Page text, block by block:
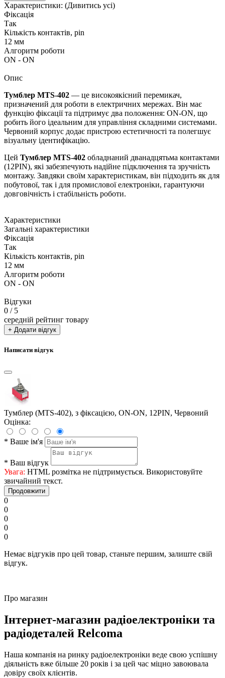
Характеристики: (Дивитись усі)
Фіксація
Так
Кількість контактів, pin
12 мм
Алгоритм роботи
ON - ON
Опис
Тумблер MTS-402 — це високоякісний перемикач,
призначений для роботи в електричних мережах. Він має
функцію фіксації та підтримує два положення: ON-ON, що
робить його ідеальним для управління складними системами.
Червоний корпус додає пристрою естетичності та полегшує
візуальну ідентифікацію.
Цей Тумблер MTS-402 обладнаний дванадцятьма контактами
(12PIN), які забезпечують надійне підключення та зручність
монтажу. Завдяки своїм характеристикам, він підходить як для
побутової, так і для промислової електроніки, гарантуючи
довговічність і стабільність роботи.
Характеристики
Загальні характеристики
Фіксація
Так
Кількість контактів, pin
12 мм
Алгоритм роботи
ON - ON
Відгуки
0 / 5
середній рейтинг товару
+ Додати відгук
Написати відгук
Тумблер (MTS-402), з фіксацією, ON-ON, 12PIN, Червоний
Оцінка:
* Ваше ім'я
* Ваш відгук
Увага: HTML розмітка не підтримується. Використовуйте
звичайний текст.
Продовжити
0
0
0
0
0
Немає відгуків про цей товар, станьте першим, залиште свій
відгук.
Про магазин
Інтернет-магазин радіоелектроніки та
радіодеталей Relcoma
Наша компанія на ринку радіоелектроніки веде свою успішну
діяльність вже більше 20 років і за цей час міцно завоювала
довіру своїх клієнтів.